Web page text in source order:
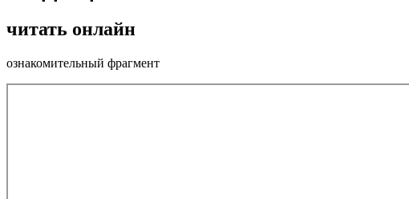
читать онлайн
ознакомительный фрагмент